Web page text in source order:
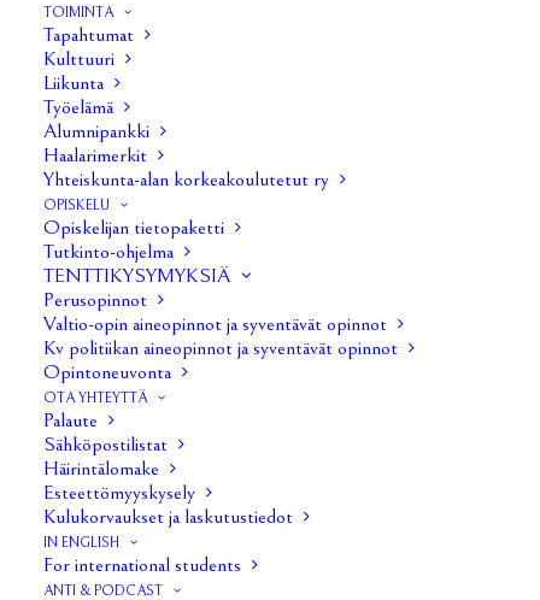
TOIMINTA
Tapahtumat
Kulttuuri
Liikunta
Työelämä
Alumnipankki
Haalarimerkit
Yhteiskunta-alan korkeakoulutetut ry
OPISKELU
Opiskelijan tietopaketti
Tutkinto-ohjelma
TENTTIKYSYMYKSIÄ
Perusopinnot
Valtio-opin aineopinnot ja syventävät opinnot
Kv politiikan aineopinnot ja syventävät opinnot
Opintoneuvonta
OTA YHTEYTTÄ
Palaute
Sähköpostilistat
Häirintälomake
Esteettömyyskysely
Kulukorvaukset ja laskutustiedot
IN ENGLISH
For international students
ANTI & PODCAST
1/22